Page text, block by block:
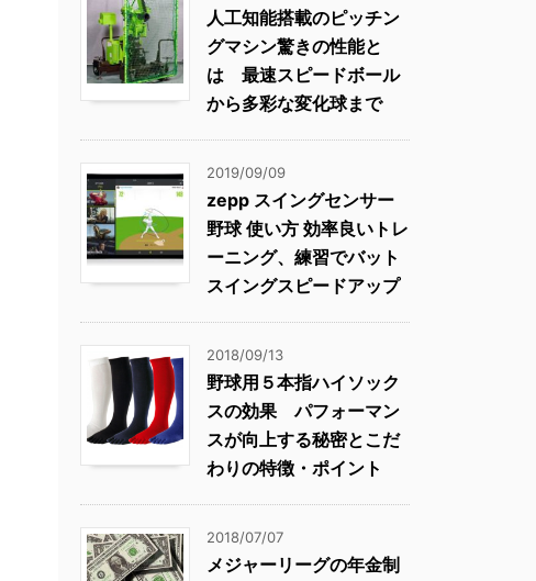
人工知能搭載のピッチン
グマシン驚きの性能と
は 最速スピードボール
から多彩な変化球まで
2019/09/09
zepp スイングセンサー
野球 使い方 効率良いトレ
ーニング、練習でバット
スイングスピードアップ
2018/09/13
野球用５本指ハイソック
スの効果 パフォーマン
スが向上する秘密とこだ
わりの特徴・ポイント
2018/07/07
メジャーリーグの年金制